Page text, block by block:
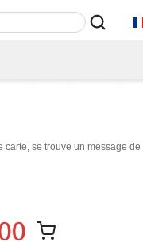
se trouve un message de